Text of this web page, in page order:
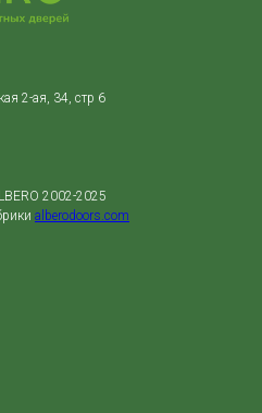
2-ая, 34, стр 6
2002-2025
alberodoors.com